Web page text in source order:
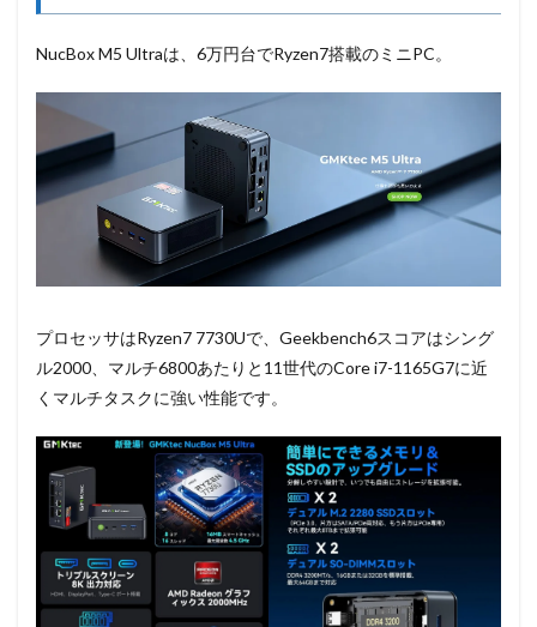
NucBox M5 Ultraは、6万円台でRyzen7搭載のミニPC。
プロセッサはRyzen7 7730Uで、Geekbench6スコアはシング
ル2000、マルチ6800あたりと11世代のCore i7-1165G7に近
くマルチタスクに強い性能です。